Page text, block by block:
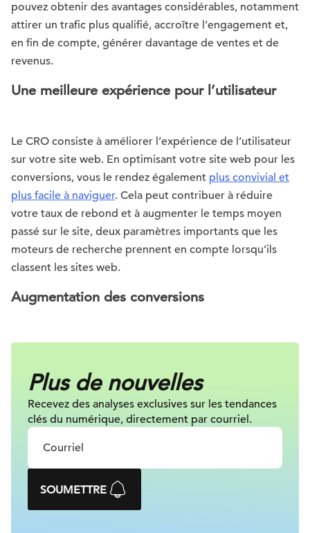
pouvez obtenir des avantages considérables, notamment
attirer un trafic plus qualifié, accroître l’engagement et,
en fin de compte, générer davantage de ventes et de
revenus.
Une meilleure expérience pour l’utilisateur
Le CRO consiste à améliorer l’expérience de l’utilisateur
sur votre site web. En optimisant votre site web pour les
conversions, vous le rendez également plus convivial et
plus facile à naviguer. Cela peut contribuer à réduire
votre taux de rebond et à augmenter le temps moyen
passé sur le site, deux paramètres importants que les
moteurs de recherche prennent en compte lorsqu’ils
classent les sites web.
Augmentation des conversions
Plus de nouvelles
Recevez des analyses exclusives sur les tendances
clés du numérique, directement par courriel.
SOUMETTRE